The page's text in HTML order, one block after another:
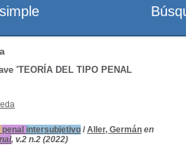
'TEORÍA DEL TIPO PENAL
penal intersubjetivo / Aller, Germán en
, v.2 n.2 (2022)